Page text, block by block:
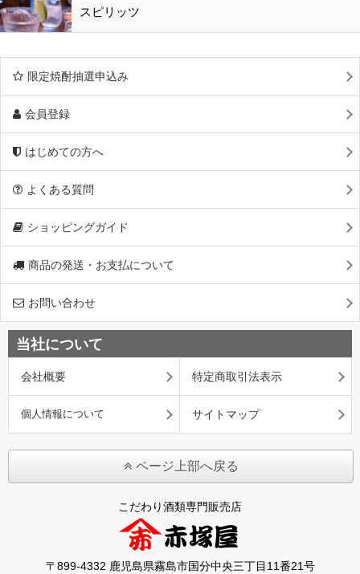
スピリッツ
限定焼酎抽選申込み
会員登録
はじめての方へ
よくある質問
ショッピングガイド
商品の発送・お支払について
お問い合わせ
当社について
会社概要 特定商取引法表示
個人情報について サイトマップ
ページ上部へ戻る
こだわり酒類専門販売店
〒899-4332 鹿児島県霧島市国分中央三丁目11番21号